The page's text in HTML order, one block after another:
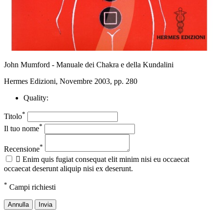
John Mumford - Manuale dei Chakra e della Kundalini
Hermes Edizioni, Novembre 2003, pp. 280
Quality:
Titolo*
Il tuo nome*
Recensione*
 Enim quis fugiat consequat elit minim nisi eu occaecat
occaecat deserunt aliquip nisi ex deserunt.
* Campi richiesti
Annulla Invia